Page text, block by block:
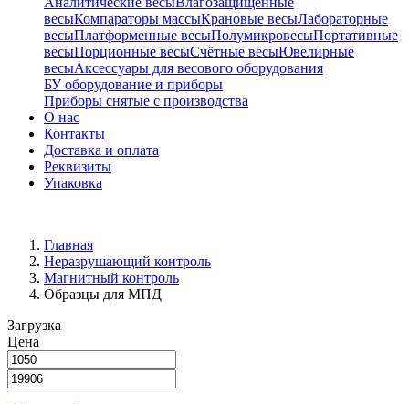
весыКомпараторы массыКрановые весыЛабораторные
весыПлатформенные весыПолумикровесыПортативные
весыПорционные весыСчётные весыЮвелирные
весыАксессуары для весового оборудования
БУ оборудование и приборы
Приборы снятые с производства
О нас
Контакты
Доставка и оплата
Реквизиты
Упаковка
Главная
Неразрушающий контроль
Магнитный контроль
Образцы для МПД
Загрузка
Цена